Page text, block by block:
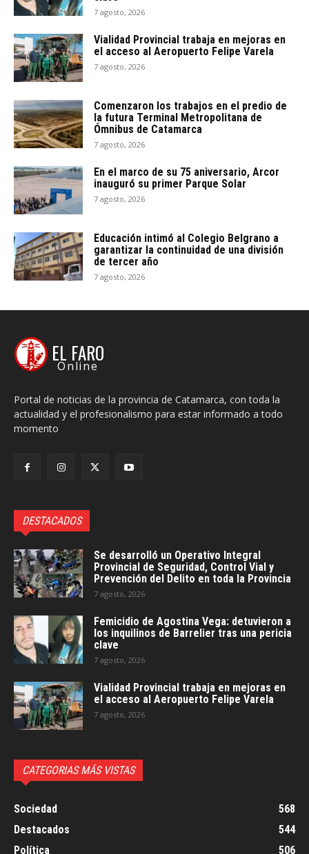
7 agosto, 2026
Vialidad Provincial trabaja en mejoras en
el acceso al Aeropuerto Felipe Varela
7 agosto, 2026
Comenzaron los trabajos en el predio de
la futura Terminal Metropolitana de
Ómnibus de Catamarca
7 agosto, 2026
En el marco de su 75 aniversario, Arcor
inauguró su primer Parque Solar
7 agosto, 2026
Educación intimó al Colegio Belgrano a
garantizar la continuidad de una división
de tercer año
7 agosto, 2026
EL FARO
Online
Portal de noticias de la provincia de Catamarca, con toda la
actualidad y el profesionalismo para estar informado a todo
momento
DESTACADOS
Se desarrolló un Operativo Integral
Provincial de Seguridad, Control Vial y
Prevención del Delito en toda la Provincia
7 agosto, 2026
Femicidio de Agostina Vega: detuvieron a
los inquilinos de Barrelier tras una pericia
clave
7 agosto, 2026
Vialidad Provincial trabaja en mejoras en
el acceso al Aeropuerto Felipe Varela
7 agosto, 2026
CATEGORIAS MÁS VISTAS
Sociedad
568
Destacados
544
Política
506